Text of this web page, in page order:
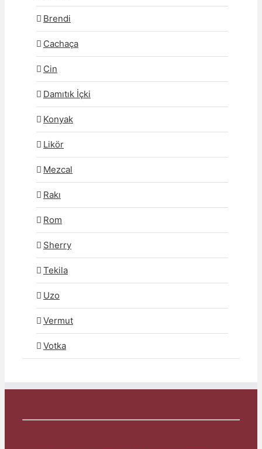
Brendi
Cachaça
Cin
Damıtık İçki
Konyak
Likör
Mezcal
Rakı
Rom
Sherry
Tekila
Uzo
Vermut
Votka